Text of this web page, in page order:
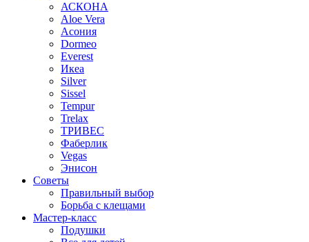
АСКОНА
Aloe Vera
Асония
Dormeo
Everest
Икеа
Silver
Sissel
Tempur
Trelax
ТРИВЕС
Фаберлик
Vegas
Энисон
Советы
Правильный выбор
Борьба с клещами
Мастер-класс
Подушки